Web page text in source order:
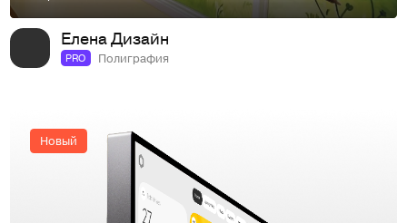
Елена Дизайн
PRO Полиграфия
Новый